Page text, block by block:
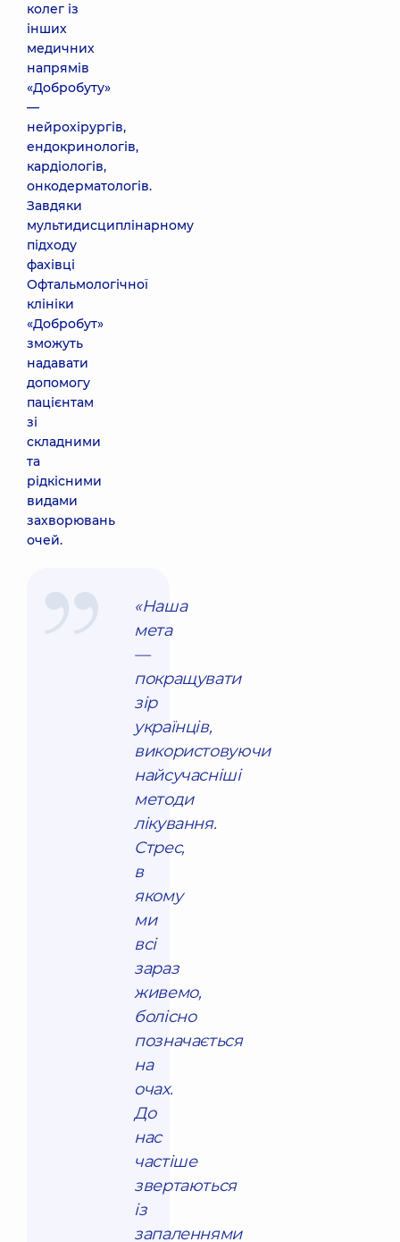
колег із
інших
медичних
напрямів
«Добробуту»
—
нейрохірургів,
ендокринологів,
кардіологів,
онкодерматологів.
Завдяки
мультидисциплінарному
підходу
фахівці
Офтальмологічної
клініки
«Добробут»
зможуть
надавати
допомогу
пацієнтам
зі
складними
та
рідкісними
видами
захворювань
очей.
«Наша
мета
—
покращувати
зір
українців,
використовуючи
найсучасніші
методи
лікування.
Стрес,
в
якому
ми
всі
зараз
живемо,
болісно
позначається
на
очах.
До
нас
частіше
звертаються
із
запаленнями